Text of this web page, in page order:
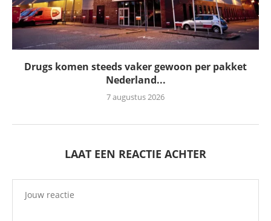
Drugs komen steeds vaker gewoon per pakket
Nederland...
7 augustus 2026
LAAT EEN REACTIE ACHTER